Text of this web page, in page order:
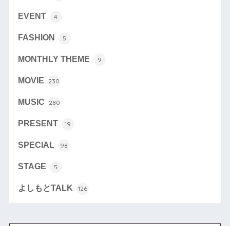
EVENT 4
FASHION 5
MONTHLY THEME 9
MOVIE 230
MUSIC 280
PRESENT 19
SPECIAL 98
STAGE 5
よしもとTALK 126